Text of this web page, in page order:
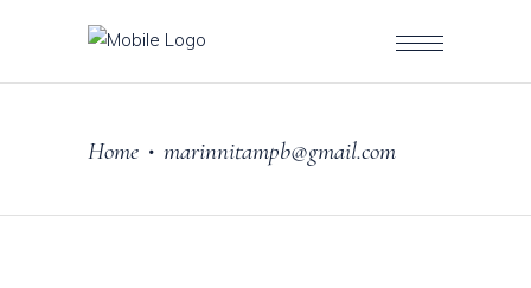
Home • marinnitampb@gmail.com